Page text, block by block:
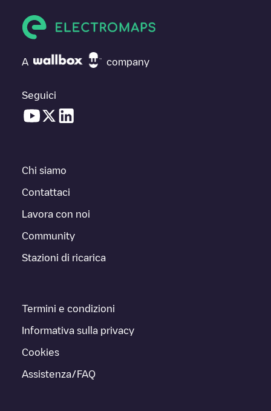
A company
Seguici
Chi siamo
Contattaci
Lavora con noi
Community
Stazioni di ricarica
Termini e condizioni
Informativa sulla privacy
Cookies
Assistenza/FAQ